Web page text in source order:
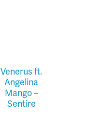
Venerus ft.
Angelina
Mango –
Sentire